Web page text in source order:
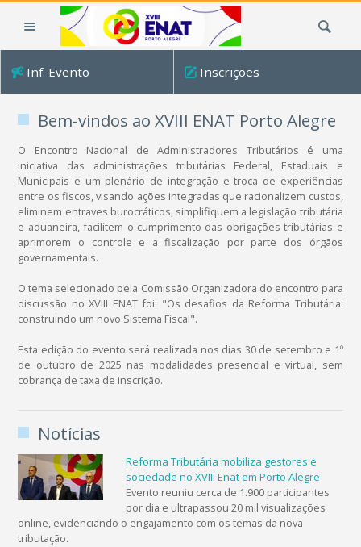
Inf. Evento Inscrições
Bem-vindos ao XVIII ENAT Porto Alegre
O Encontro Nacional de Administradores Tributários é uma
iniciativa das administrações tributárias Federal, Estaduais e
Municipais e um plenário de integração e troca de experiências
entre os fiscos, visando ações integradas que racionalizem custos,
eliminem entraves burocráticos, simplifiquem a legislação tributária
e aduaneira, facilitem o cumprimento das obrigações tributárias e
aprimorem o controle e a fiscalização por parte dos órgãos
governamentais.
O tema selecionado pela Comissão Organizadora do encontro para
discussão no XVIII ENAT foi: "Os desafios da Reforma Tributária:
construindo um novo Sistema Fiscal".
Esta edição do evento será realizada nos dias 30 de setembro e 1º
de outubro de 2025 nas modalidades presencial e virtual, sem
cobrança de taxa de inscrição.
Notícias
Reforma Tributária mobiliza gestores e
sociedade no XVIII Enat em Porto Alegre
Evento reuniu cerca de 1.900 participantes
por dia e ultrapassou 20 mil visualizações
online, evidenciando o engajamento com os temas da nova
tributação.